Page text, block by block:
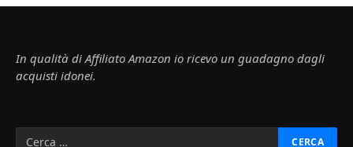
In qualità di Affiliato Amazon io ricevo un guadagno dagli
acquisti idonei.